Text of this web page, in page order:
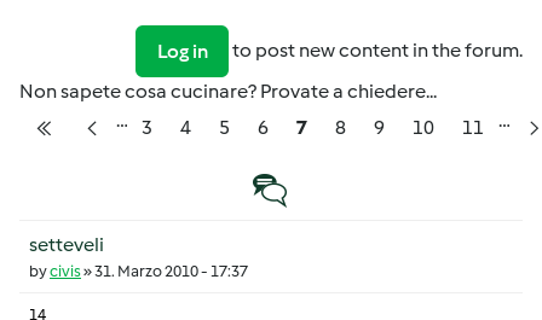
Log in
to post new content in the forum.
Non sapete cosa cucinare? Provate a chiedere...
Pagination
Prima paginaPagina precedente
… Pagina
3 Pagina
4 Pagina
5 Pagina
6 Pagina
7 Pagina
8 Pagina
9 Pagina
10 Pagina
11 …
Discussione normale
setteveli
bycivis»31. Marzo 2010 - 17:37
14